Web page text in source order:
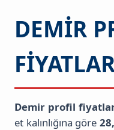
DEMIR
Demir profil
et kalınlığına göre